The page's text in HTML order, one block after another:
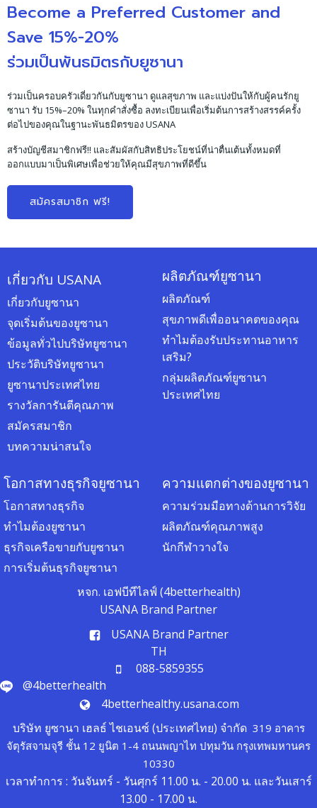
Become a Preferred Customer and
Save 15%-20%
ร่วมเป็นพันธมิตรกับยูซานา
ร่วมเป็นครอบครัวเดี่ยวกันกับยูซานา ดูแลสุขภาพ และแบ่งปันให้กับผู้คนรักยู
ซานา รับ 15%–20% ในทุกคำสั่งซื้อ ลงทะเบียนเพื่อเริ่มต้นการสร้างสรรค์ครั้ง
ต่อไปของคุณในฐานะพันธมิตรของ USANA
สร้างบัญชีสมาชิกฟรี!! และสัมผัสกับสิทธิประโยชน์ที่น่าตื่นเต้นทั้งหมดที่
ออกแบบมาเป็นพิเศษเพื่อช่วยให้คุณมีสุขภาพที่ดีขึ้น
สมัครสมาชิก ฟรี!
เกี่ยวกับ USANA
เกี่ยวกับยูซานา
จุดเริ่มต้นของยูซานา
ข้อมูลทั่วไปบริษัทยูซานา
ประวัติบริษัทยูซานา
ยูซานาประเทศไทย
รางวัลการันตีคุณภาพ
สมัครสมาชิก
บทความน่าสนใจ
ผลิตภัณฑ์ยูซานา
ผลิตภัณฑ์
สุขภาพดีเพื่ออนาคตของคุณ
ทำไมต้องรับประทานอาหาร
เสริม?
กลุ่มผลิตภัณฑ์ยูซานา
ประเทศไทย
โอกาสทางธุรกิจยูซานา
โอกาสทางธุรกิจ
ทำไมต้องยูซานา
ธุรกิจเครือขายกับยูซานา
การเริ่มต้นธุรกิจยูซานา
ความแตกต่างของยูซานา
ความร่วมมือทางด้านการวิจัย
ผลิตภัณฑ์คุณภาพสูง
นักกีฬาวางใจ
หจก. เอฟบีทีไลฟ์ (4betterhealth)
USANA Brand Partner
USANA Brand Partner
TH
088-5859355
@4betterhealth
4betterhealthy.usana.com
บริษัท ยูซานา เฮลธ์ ไชเอนซ์ (ประเทศไทย) จำกัด 319 อาคาร
จัตุรัสจามจุรี ชั้น 12 ยูนิต 1-4 ถนนพญาไท ปทุมวัน กรุงเทพมหานคร
10330
เวลาทำการ : วันจันทร์ - วันศุกร์ 11.00 น. - 20.00 น. และวันเสาร์
13.00 - 17.00 น.